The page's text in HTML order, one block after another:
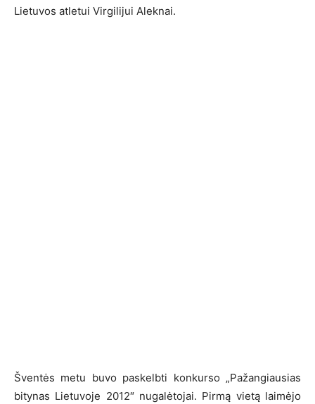
Lietuvos atletui Virgilijui Aleknai.
Šventės metu buvo paskelbti konkurso „Pažangiausias
bitynas Lietuvoje 2012″ nugalėtojai. Pirmą vietą laimėjo